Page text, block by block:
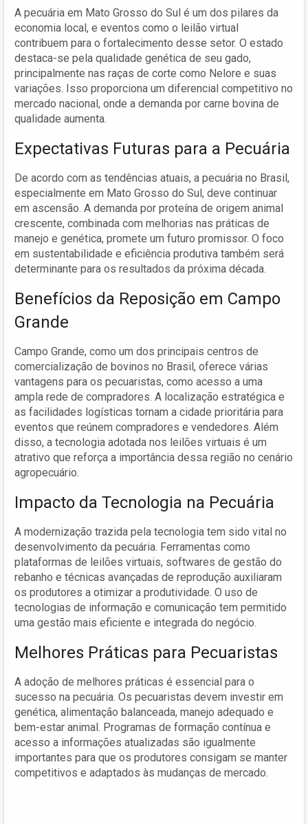
A pecuária em Mato Grosso do Sul é um dos pilares da
economia local, e eventos como o leilão virtual
contribuem para o fortalecimento desse setor. O estado
destaca-se pela qualidade genética de seu gado,
principalmente nas raças de corte como Nelore e suas
variações. Isso proporciona um diferencial competitivo no
mercado nacional, onde a demanda por carne bovina de
qualidade aumenta.
Expectativas Futuras para a Pecuária
De acordo com as tendências atuais, a pecuária no Brasil,
especialmente em Mato Grosso do Sul, deve continuar
em ascensão. A demanda por proteína de origem animal
crescente, combinada com melhorias nas práticas de
manejo e genética, promete um futuro promissor. O foco
em sustentabilidade e eficiência produtiva também será
determinante para os resultados da próxima década.
Benefícios da Reposição em Campo
Grande
Campo Grande, como um dos principais centros de
comercialização de bovinos no Brasil, oferece várias
vantagens para os pecuaristas, como acesso a uma
ampla rede de compradores. A localização estratégica e
as facilidades logísticas tornam a cidade prioritária para
eventos que reúnem compradores e vendedores. Além
disso, a tecnologia adotada nos leilões virtuais é um
atrativo que reforça a importância dessa região no cenário
agropecuário.
Impacto da Tecnologia na Pecuária
A modernização trazida pela tecnologia tem sido vital no
desenvolvimento da pecuária. Ferramentas como
plataformas de leilões virtuais, softwares de gestão do
rebanho e técnicas avançadas de reprodução auxiliaram
os produtores a otimizar a produtividade. O uso de
tecnologias de informação e comunicação tem permitido
uma gestão mais eficiente e integrada do negócio.
Melhores Práticas para Pecuaristas
A adoção de melhores práticas é essencial para o
sucesso na pecuária. Os pecuaristas devem investir em
genética, alimentação balanceada, manejo adequado e
bem-estar animal. Programas de formação contínua e
acesso a informações atualizadas são igualmente
importantes para que os produtores consigam se manter
competitivos e adaptados às mudanças de mercado.